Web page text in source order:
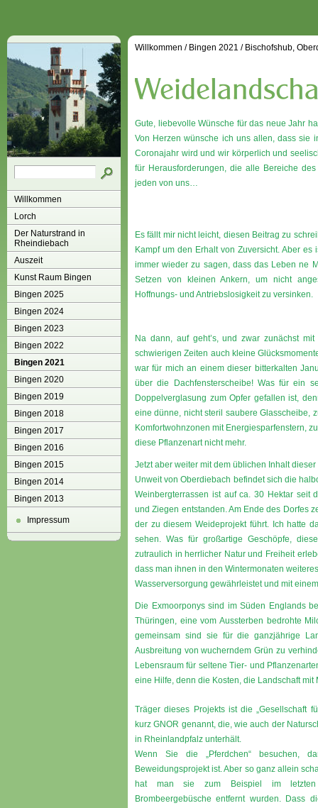
Willkommen
Lorch
Der Naturstrand in
Rheindiebach
Auszeit
Kunst Raum Bingen
Bingen 2025
Bingen 2024
Bingen 2023
Bingen 2022
Bingen 2021
Bingen 2020
Bingen 2019
Bingen 2018
Bingen 2017
Bingen 2016
Bingen 2015
Bingen 2014
Bingen 2013
Impressum
Willkommen / Bingen 2021 / Bischofshub,
Gute, liebevolle Wünsche für das neue Jahr
Von Herzen wünsche ich uns allen, dass sie
Coronajahr wird und wir körperlich und
für Herausforderungen, die alle Bereiche
jeden von uns…
Es fällt mir nicht leicht, diesen Beitrag zu
Kampf um den Erhalt von Zuversicht. Aber
immer wieder zu sagen, dass das Leben ne
Setzen von kleinen Ankern, um nicht
Hoffnungs- und Antriebslosigkeit zu versinken.
Na dann, auf geht’s, und zwar zunächst
schwierigen Zeiten auch kleine
war für mich an einem dieser bitterkalten
über die Dachfensterscheibe! Was für ein
Doppelverglasung zum Opfer gefallen ist,
eine dünne, nicht steril saubere Glasscheibe,
Komfortwohnzonen mit Energiesparfenstern,
diese Pflanzenart nicht mehr.
Jetzt aber weiter mit dem üblichen Inhalt
Unweit von Oberdiebach befindet sich die
Weinbergterrassen ist auf ca. 30 Hektar seit
und Ziegen entstanden. Am Ende des Dorfes
der zu diesem Weideprojekt führt. Ich hatte
sehen. Was für großartige Geschöpfe,
zutraulich in herrlicher Natur und Freiheit
dass man ihnen in den Wintermonaten
Wasserversorgung gewährleistet und mit
Die Exmoorponys sind im Süden Englands
Thüringen, eine vom Aussterben bedrohte
gemeinsam sind sie für die ganzjährige
Ausbreitung von wucherndem Grün zu
Lebensraum für seltene Tier- und
eine Hilfe, denn die Kosten, die Landschaft
Träger dieses Projekts ist die „Gesellschaft
kurz GNOR genannt, die, wie auch der
in Rheinlandpfalz unterhält.
Wenn Sie die „Pferdchen“ besuchen,
Beweidungsprojekt ist. Aber so ganz allein
hat man sie zum Beispiel im letzten
Brombeergebüsche entfernt wurden. Dass